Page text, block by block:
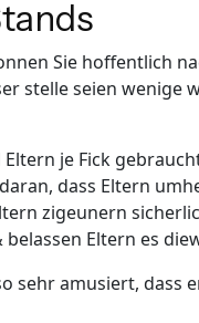
Sie hoffentlich
stelle seien
je Fick
dass Eltern
zigeunern
Eltern es
amusiert, dass